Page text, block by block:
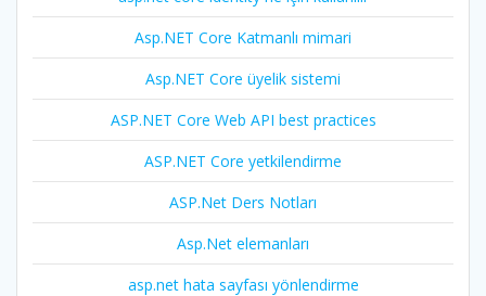
Asp.NET Core Katmanlı mimari
Asp.NET Core üyelik sistemi
ASP.NET Core Web API best practices
ASP.NET Core yetkilendirme
ASP.Net Ders Notları
Asp.Net elemanları
asp.net hata sayfası yönlendirme